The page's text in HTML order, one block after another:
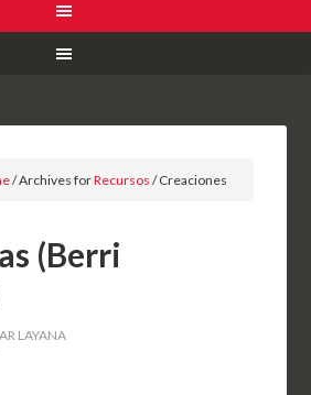
/Archives forRecursos /Creaciones
(Berri
LAYANA